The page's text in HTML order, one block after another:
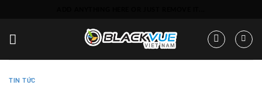
nội
dung
TIN TỨC